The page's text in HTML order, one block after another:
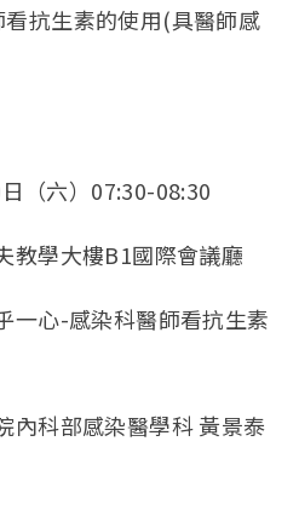
抗生素的使用(具醫師感
（六）07:30-08:30
學大樓B1國際會議廳
心-感染科醫師看抗生素
科部感染醫學科 黃景泰